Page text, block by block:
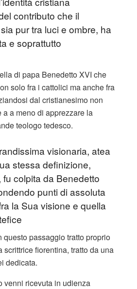
contributo che il
pur tra luci e ombre, ha
e soprattutto
di papa Benedetto XVI che
solo fra i cattolici ma anche fra
dal cristianesimo non
a a meno di apprezzare la
teologo tedesco.
visionaria, atea
stessa definizione,
fu colpita da Benedetto
punti di assoluta
la Sua visione e quella
questo passaggio tratto proprio
scrittrice fiorentina, tratto da una
dedicata.
venni ricevuta in udienza